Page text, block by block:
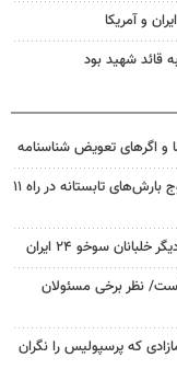
و آمریکا
قائد شهید بود
و اگرهای تعویض شناسنامه
وضعیت جوی کشور در ۷۲ ساعت آینده؛ موج بارش‌های تابستانه در راه ۱۱
سوخو ۲۴ ایران
نظر برخی مسئولان
که پرسپولیس را نگران